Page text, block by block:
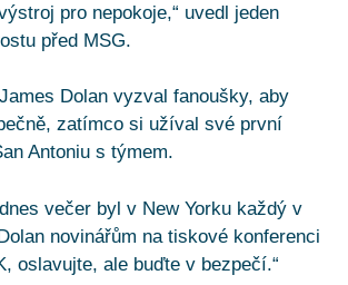
pro nepokoje,“ uvedl jeden
před MSG.
Dolan vyzval fanoušky, aby
zatímco si užíval své první
Antoniu s týmem.
večer byl v New Yorku každý v
novinářům na tiskové konferenci
oslavujte, ale buďte v bezpečí.“